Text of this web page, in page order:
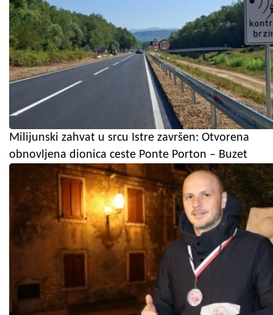
Milijunski zahvat u srcu Istre završen: Otvorena
obnovljena dionica ceste Ponte Porton – Buzet